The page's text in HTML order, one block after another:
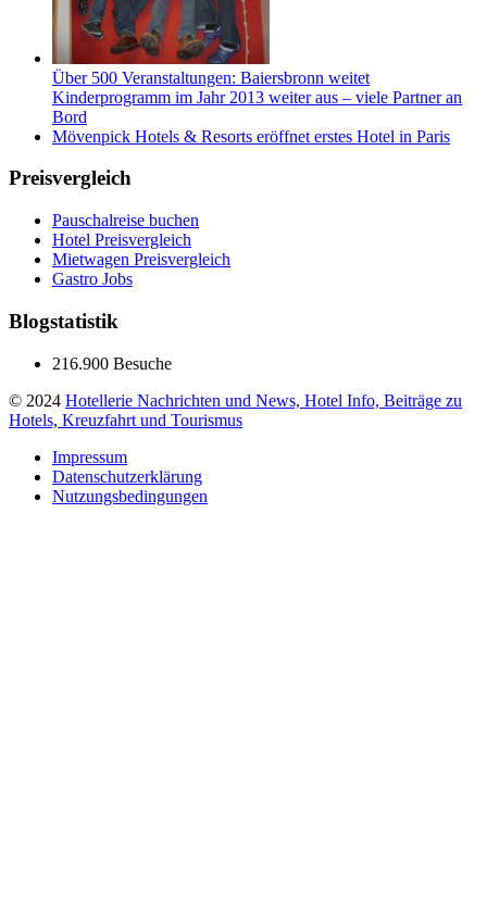
Über 500 Veranstaltungen: Baiersbronn weitet
Kinderprogramm im Jahr 2013 weiter aus – viele Partner an
Bord
Mövenpick Hotels & Resorts eröffnet erstes Hotel in Paris
Preisvergleich
Pauschalreise buchen
Hotel Preisvergleich
Mietwagen Preisvergleich
Gastro Jobs
Blogstatistik
216.900 Besuche
© 2024 Hotellerie Nachrichten und News, Hotel Info, Beiträge zu
Hotels, Kreuzfahrt und Tourismus
Impressum
Datenschutzerklärung
Nutzungsbedingungen